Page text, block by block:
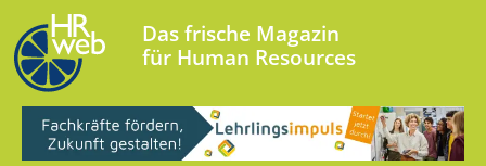
Das frische Magazin
für Human Resources